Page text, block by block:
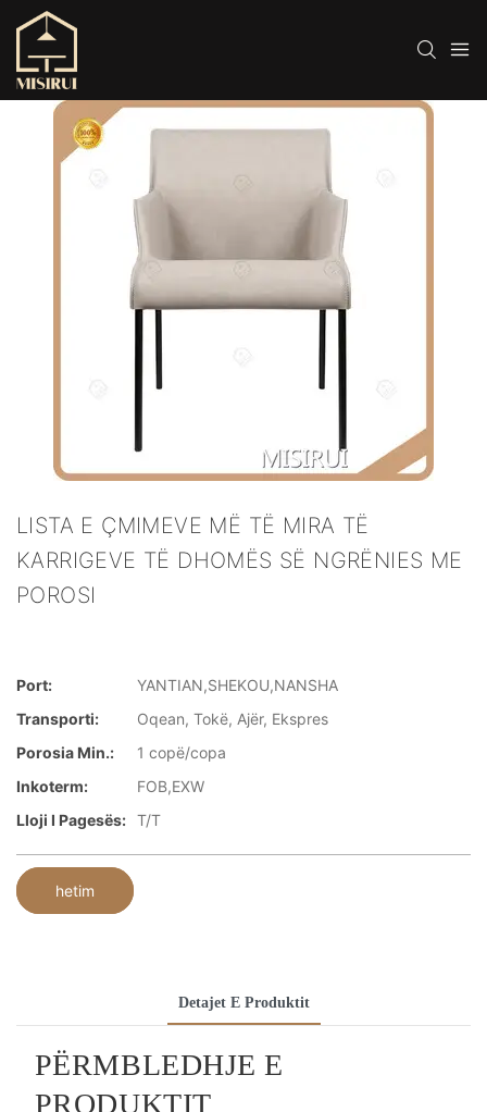
LISTA E ÇMIMEVE MË TË MIRA TË
KARRIGEVE TË DHOMËS SË NGRËNIES ME
POROSI
Port:
YANTIAN,SHEKOU,NANSHA
Transporti:
Oqean, Tokë, Ajër, Ekspres
Porosia Min.:
1 copë/copa
Inkoterm:
FOB,EXW
Lloji I Pagesës: T/T
hetim
Detajet E Produktit
PËRMBLEDHJE E
PRODUKTIT